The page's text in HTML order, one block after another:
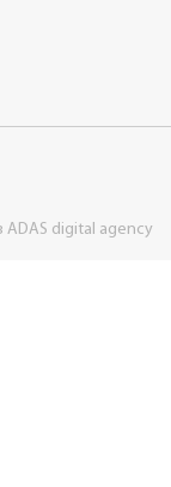
ADAS digital agency